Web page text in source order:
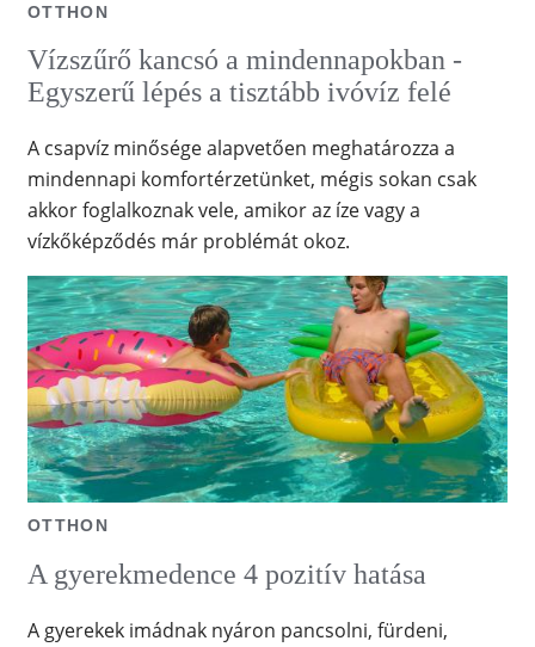
OTTHON
Vízszűrő kancsó a mindennapokban -
Egyszerű lépés a tisztább ivóvíz felé
A csapvíz minősége alapvetően meghatározza a
mindennapi komfortérzetünket, mégis sokan csak
akkor foglalkoznak vele, amikor az íze vagy a
vízkőképződés már problémát okoz.
OTTHON
A gyerekmedence 4 pozitív hatása
A gyerekek imádnak nyáron pancsolni, fürdeni,